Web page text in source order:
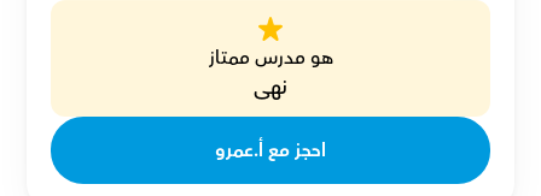
هو مدرس ممتاز
نهى
احجز مع أ.عمرو